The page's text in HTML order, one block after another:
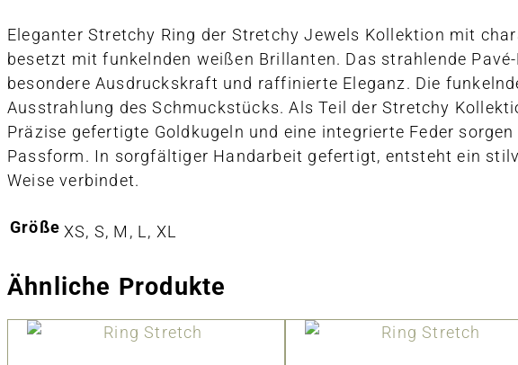
Eleganter Stretchy Ring der Stretchy Jewels Kollektion mit
besetzt mit funkelnden weißen Brillanten. Das strahlende
besondere Ausdruckskraft und raffinierte Eleganz. Die
Ausstrahlung des Schmuckstücks. Als Teil der Stretchy
Präzise gefertigte Goldkugeln und eine integrierte Feder
Passform. In sorgfältiger Handarbeit gefertigt, entsteht ein
Weise verbindet.
Größe XS, S, M, L, XL
Ähnliche Produkte